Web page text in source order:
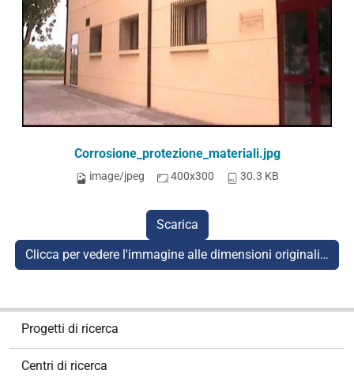
Corrosione_protezione_materiali.jpg
image/jpeg 400x300 30.3 KB
Scarica
Clicca per vedere l'immagine alle dimensioni originali…
Progetti di ricerca
Centri di ricerca